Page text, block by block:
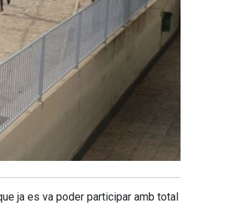
ja es va poder participar amb total